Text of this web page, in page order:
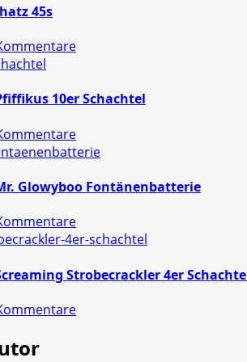
45s
zu
Gold
45s
10er Schachtel
zu
NICO
>>
10er
Schachtel
Glowyboo Fontänenbatterie
zu
NICO
>>
Glowyboo
Strobecrackler 4er
zu